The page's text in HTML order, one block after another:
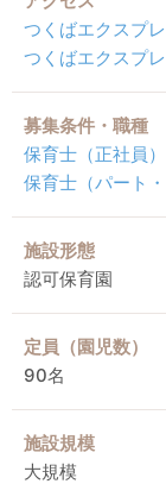
つくばエクスプ
つくばエクスプ
募集条件・職種
保育士（正社員）
保育士（パート・
施設形態
認可保育園
定員（園児数）
90名
施設規模
大規模